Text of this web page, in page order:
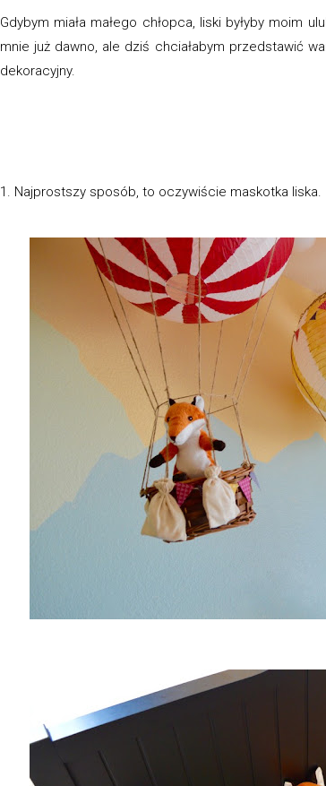
Gdybym miała małego chłopca, liski byłyby moim
mnie już dawno, ale dziś chciałabym przedstawić
dekoracyjny.
1. Najprostszy sposób, to oczywiście maskotka liska.